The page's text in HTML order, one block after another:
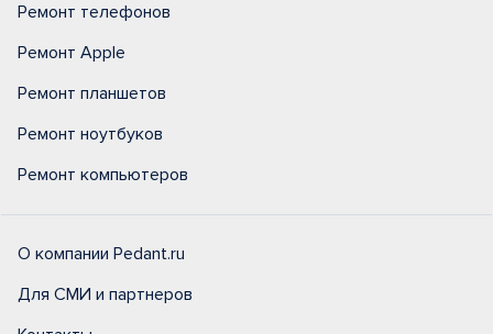
Ремонт телефонов
Ремонт Apple
Ремонт планшетов
Ремонт ноутбуков
Ремонт компьютеров
О компании Pedant.ru
Для СМИ и партнеров